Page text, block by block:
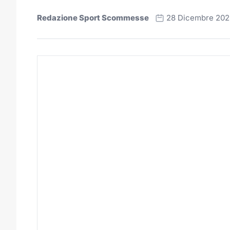
Redazione Sport Scommesse 28 Dicembre